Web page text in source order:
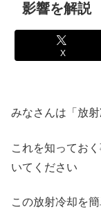
影響を解説
X
みなさんは「放
これを知ってお
いてください
この放射冷却を